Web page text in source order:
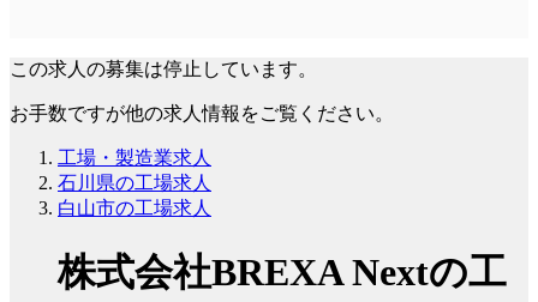
この求人の募集は停止しています。
お手数ですが他の求人情報をご覧ください。
工場・製造業求人
石川県の工場求人
白山市の工場求人
株式会社BREXA Nextの工